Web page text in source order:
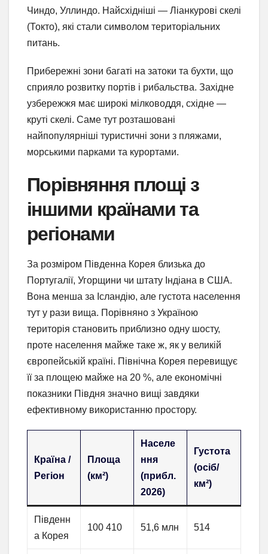
Чиндо, Уллиндо. Найсхідніші — Ліанкурові скелі
(Токто), які стали символом територіальних
питань.
Прибережні зони багаті на затоки та бухти, що
сприяло розвитку портів і рибальства. Західне
узбережжя має широкі мілководдя, східне —
круті скелі. Саме тут розташовані
найпопулярніші туристичні зони з пляжами,
морськими парками та курортами.
Порівняння площі з
іншими країнами та
регіонами
За розміром Південна Корея близька до
Португалії, Угорщини чи штату Індіана в США.
Вона менша за Ісландію, але густота населення
тут у рази вища. Порівняно з Україною
територія становить приблизно одну шосту,
проте населення майже таке ж, як у великій
європейській країні. Північна Корея перевищує
її за площею майже на 20 %, але економічні
показники Півдня значно вищі завдяки
ефективному використанню простору.
Країна /
Регіон
Площа
(км²)
Населе
ння
(прибл.
2026)
Густота
(осіб/
км²)
Південн
а Корея
100 410 51,6 млн 514